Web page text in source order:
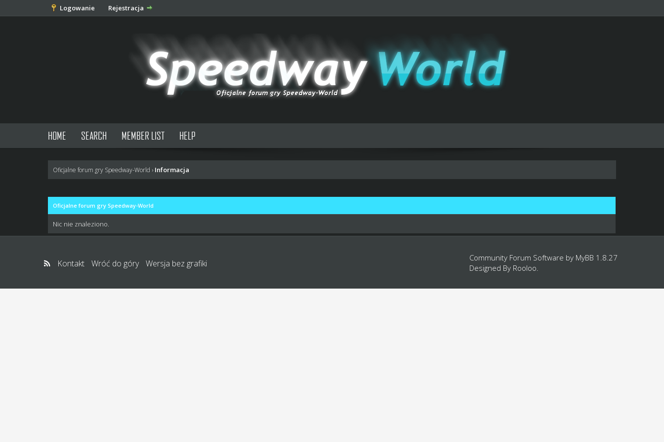
Logowanie Rejestracja
HOME SEARCH MEMBER LIST HELP
Oficjalne forum gry Speedway-World › Informacja
Oficjalne forum gry Speedway-World
Nic nie znaleziono.
Kontakt Wróć do góry Wersja bez grafiki
Community Forum Software by MyBB 1.8.27
Designed By Rooloo.